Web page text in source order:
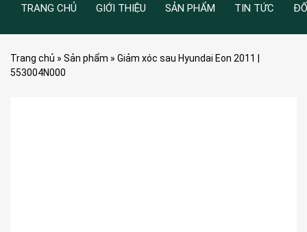
TRANG CHỦ GIỚI THIỆU SẢN PHẨM TIN TỨC
Trang chủ » Sản phẩm » Giảm xóc sau Hyundai Eon 2011 |
553004N000